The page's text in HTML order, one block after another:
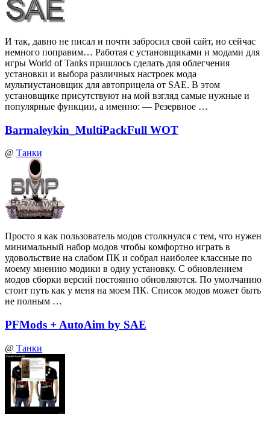
И так, давно не писал и почти забросил свой сайт, но сейчас
немного поправим… Работая с установщиками и модами для
игры World of Tanks пришлось сделать для облегчения
установки и выбора различных настроек мода
мультиустановщик для автоприцела от SAE. В этом
установщике присутствуют на мой взгляд самые нужные и
популярные функции, а именно: — Резервное …
Barmaleykin_MultiPackFull WOT
@ Танки
Просто я как пользователь модов столкнулся с тем, что нужен
минимальный набор модов чтобы комфортно играть в
удовольствие на слабом ПК и собрал наиболее классные по
моему мнению модики в одну установку. С обновлением
модов сборки версий постоянно обновляются. По умолчанию
стоит путь как у меня на моем ПК. Список модов может быть
не полным …
PFMods + AutoAim by SAE
@ Танки